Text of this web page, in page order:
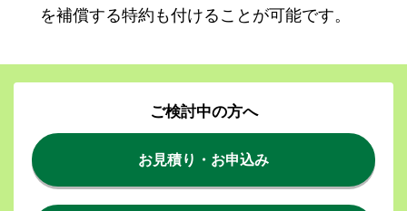
を補償する特約も付けることが可能です。
ご検討中の方へ
お見積り・お申込み